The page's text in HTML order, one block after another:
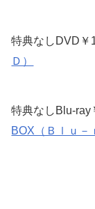
特典なしDVD
Ｄ）
特典なしBlu-
BOX（Ｂｌｕ－